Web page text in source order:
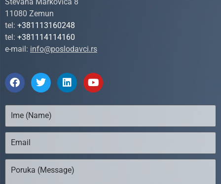
11080 Zemun
tel: +381113160248
tel: +381114114160
e-mail: info@poslodavci.rs